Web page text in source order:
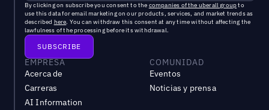
By clicking on subscribe you consent to the companies of the uberall groupto
use this data for email marketing on our products, services, and market trends as
described here. You can withdraw this consent at any time without affecting the
lawfulness of the processing before its withdrawal.
EMPRESA
Acerca de
Carreras
AI Information
COMUNIDAD
Eventos
Noticias y prensa